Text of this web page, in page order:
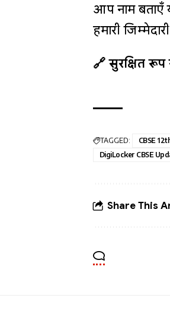
आप नाम बताएँ
हमारी
🔗 सुरक्षित रूप
TAGGED: CBSE
DigiLocker CBSE
Share This